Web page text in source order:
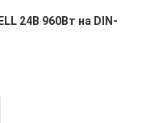
24В 960Вт на DIN-